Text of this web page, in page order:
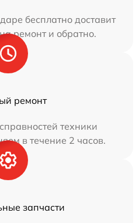
бесплатно доставит
ремонт и обратно.
ремонт
техники
в течение 2 часов.
запчасти